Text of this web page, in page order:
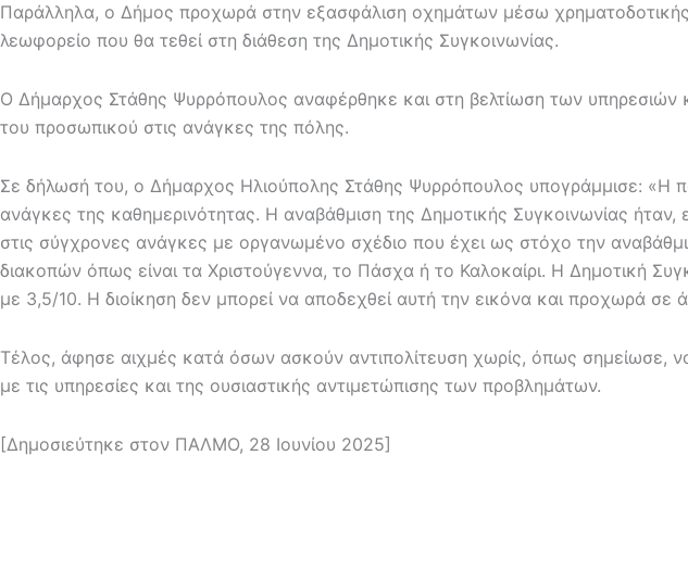
Παράλληλα, ο Δήμος προχωρά στην εξασφάλιση οχημάτων μέσω
λεωφορείο που θα τεθεί στη διάθεση της Δημοτικής Συγκοινωνίας.
Ο Δήμαρχος Στάθης Ψυρρόπουλος αναφέρθηκε και στη βελτίωση των
του προσωπικού στις ανάγκες της πόλης.
Σε δήλωσή του, ο Δήμαρχος Ηλιούπολης Στάθης Ψυρρόπουλος υπογράμμισε: «Η
ανάγκες της καθημερινότητας. Η αναβάθμιση της Δημοτικής Συγκοινωνίας
στις σύγχρονες ανάγκες με οργανωμένο σχέδιο που έχει ως στόχο την
διακοπών όπως είναι τα Χριστούγεννα, το Πάσχα ή το Καλοκαίρι. Η Δημοτική
με 3,5/10. Η διοίκηση δεν μπορεί να αποδεχθεί αυτή την εικόνα και προχωρά σε
Τέλος, άφησε αιχμές κατά όσων ασκούν αντιπολίτευση χωρίς, όπως σημείωσε,
με τις υπηρεσίες και της ουσιαστικής αντιμετώπισης των προβλημάτων.
[Δημοσιεύτηκε στον ΠΑΛΜΟ, 28 Ιουνίου 2025]